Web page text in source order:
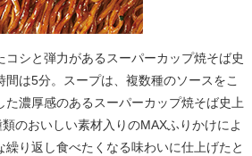
シと弾力があるスーパーカップ焼そば史
は5分。スープは、複数種のソースをこ
た濃厚感のあるスーパーカップ焼そば史上
のおいしい素材入りのMAXふりかけによ
繰り返し食べたくなる味わいに仕上げたと